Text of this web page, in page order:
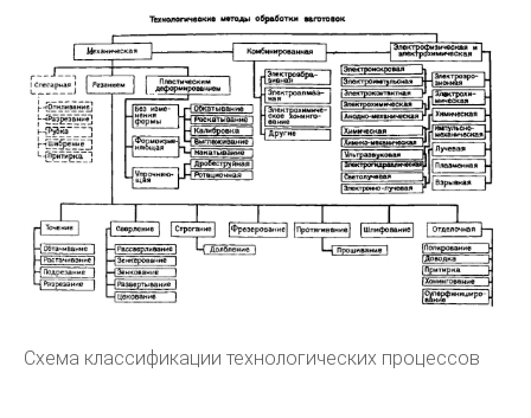
Схема классификации технологических процессов